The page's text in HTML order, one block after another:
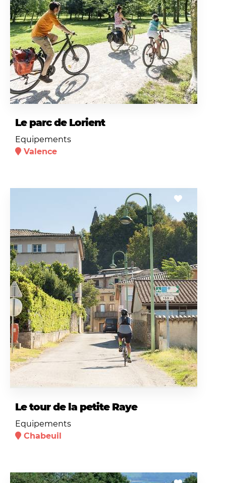
Le parc de Lorient
Equipements
Valence
Le tour de la petite Raye
Equipements
Chabeuil